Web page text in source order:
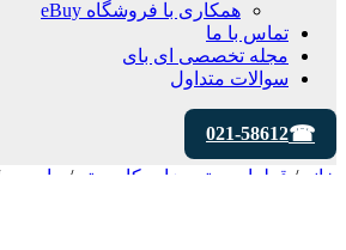
همکاری با فروشگاه eBuy
تماس با ما
مجله تخصصی ای‌ بای
سوالات متداول
021-58612
خانه/ قطعات و تجهیزات کامپیوتر/ مادربرد